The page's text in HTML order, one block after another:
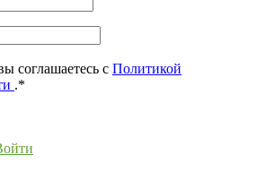
соглашаетесь с Политикой
.*